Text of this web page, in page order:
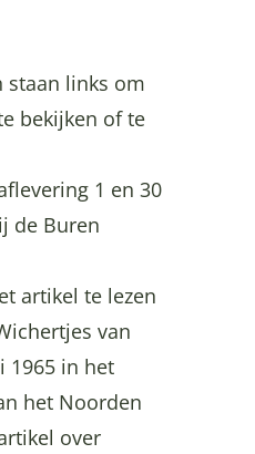
staan links om
bekijken of te
1 en 30
de Buren
artikel te lezen
van
1965 in het
het Noorden
over